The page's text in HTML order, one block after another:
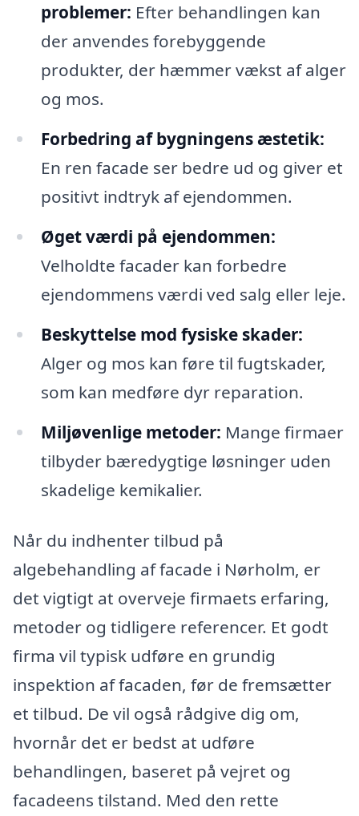
problemer: Efter behandlingen kan
der anvendes forebyggende
produkter, der hæmmer vækst af alger
og mos.
Forbedring af bygningens æstetik:
En ren facade ser bedre ud og giver et
positivt indtryk af ejendommen.
Øget værdi på ejendommen:
Velholdte facader kan forbedre
ejendommens værdi ved salg eller leje.
Beskyttelse mod fysiske skader:
Alger og mos kan føre til fugtskader,
som kan medføre dyr reparation.
Miljøvenlige metoder: Mange firmaer
tilbyder bæredygtige løsninger uden
skadelige kemikalier.
Når du indhenter tilbud på
algebehandling af facade i Nørholm, er
det vigtigt at overveje firmaets erfaring,
metoder og tidligere referencer. Et godt
firma vil typisk udføre en grundig
inspektion af facaden, før de fremsætter
et tilbud. De vil også rådgive dig om,
hvornår det er bedst at udføre
behandlingen, baseret på vejret og
facadeens tilstand. Med den rette